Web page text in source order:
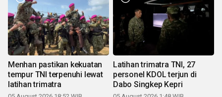
Menhan pastikan kekuatan
tempur TNI terpenuhi lewat
latihan trimatra
Latihan trimatra TNI, 27
personel KDOL terjun di
Dabo Singkep Kepri